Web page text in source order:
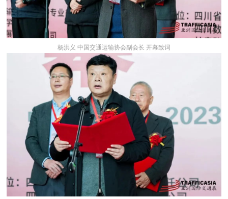
杨洪义 中国交通运输协会副会长 开幕致词